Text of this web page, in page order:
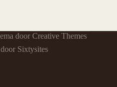
door Creative Themes
Sixtysites